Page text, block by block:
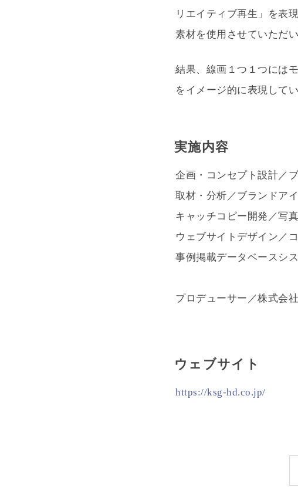
リエイティブ再生」を表
素材を使用させていただ
結果、線画１つ１つには
をイメージ的に表現してい
実施内容
企画・コンセプト設計／
取材・分析／ブランドア
キャッチコピー開発／写
ウェブサイトデザイン／
事例掲載データベースシ
プロデューサー／株式会
ウェブサイト
https://ksg-hd.co.jp/